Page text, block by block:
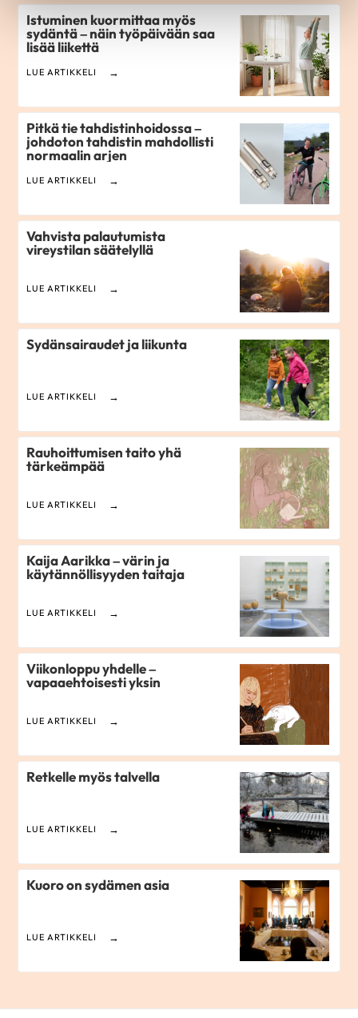
Istuminen kuormittaa myös
sydäntä – näin työpäivään saa
lisää liikettä
LUE ARTIKKELI
Pitkä tie tahdistinhoidossa –
johdoton tahdistin mahdollisti
normaalin arjen
LUE ARTIKKELI
Vahvista palautumista
vireystilan säätelyllä
LUE ARTIKKELI
Sydänsairaudet ja liikunta
LUE ARTIKKELI
Rauhoittumisen taito yhä
tärkeämpää
LUE ARTIKKELI
Kaija Aarikka – värin ja
käytännöllisyyden taitaja
LUE ARTIKKELI
Viikonloppu yhdelle –
vapaaehtoisesti yksin
LUE ARTIKKELI
Retkelle myös talvella
LUE ARTIKKELI
Kuoro on sydämen asia
LUE ARTIKKELI